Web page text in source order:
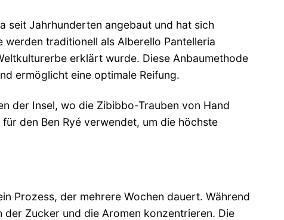
seit Jahrhunderten angebaut und hat sich
traditionell als Alberello Pantelleria
erklärt wurde. Diese Anbaumethode
ermöglicht eine optimale Reifung.
der Insel, wo die Zibibbo-Trauben von Hand
den Ben Ryé verwendet, um die höchste
Prozess, der mehrere Wochen dauert. Während
Zucker und die Aromen konzentrieren. Die